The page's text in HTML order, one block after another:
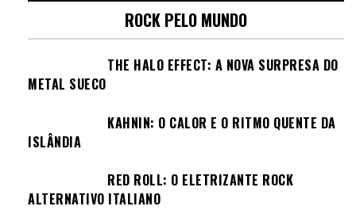
ROCK PELO MUNDO
THE HALO EFFECT: A NOVA SURPRESA DO
METAL SUECO
KAHNIN: O CALOR E O RITMO QUENTE DA
ISLÂNDIA
RED ROLL: O ELETRIZANTE ROCK
ALTERNATIVO ITALIANO